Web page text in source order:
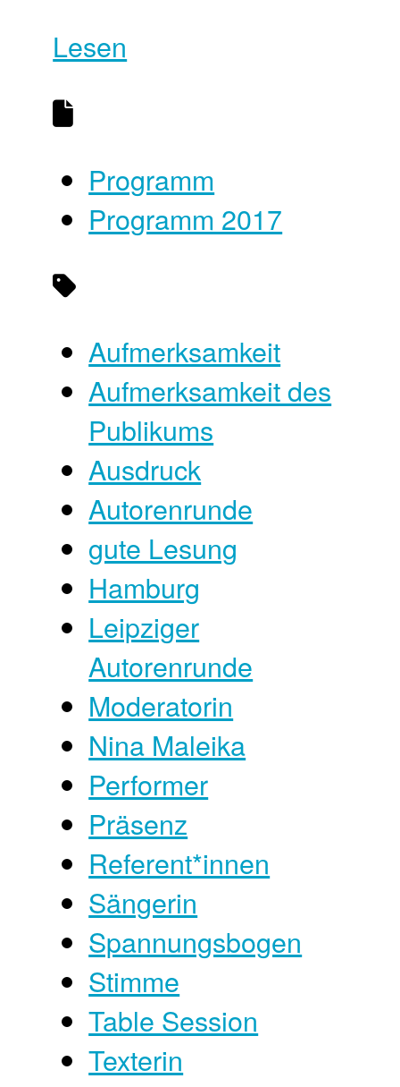
Lesen
Programm
Programm 2017
Aufmerksamkeit
Aufmerksamkeit des
Publikums
Ausdruck
Autorenrunde
gute Lesung
Hamburg
Leipziger
Autorenrunde
Moderatorin
Nina Maleika
Performer
Präsenz
Referent*innen
Sängerin
Spannungsbogen
Stimme
Table Session
Texterin